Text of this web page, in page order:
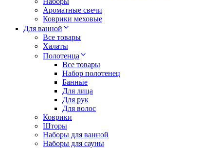
Ароматные свечи
Коврики меховые
Для ванной
Все товары
Халаты
Полотенца
Все товары
Набор полотенец
Банные
Для лица
Для рук
Для волос
Коврики
Шторы
Наборы для ванной
Наборы для сауны